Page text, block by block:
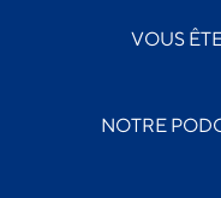
VOUS
NOTRE